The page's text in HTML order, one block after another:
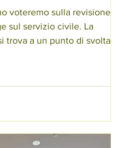
voteremo sulla revisione
sul servizio civile. La
trova a un punto di svolta
per il servizio civile.
veri conflitti di coscienza si